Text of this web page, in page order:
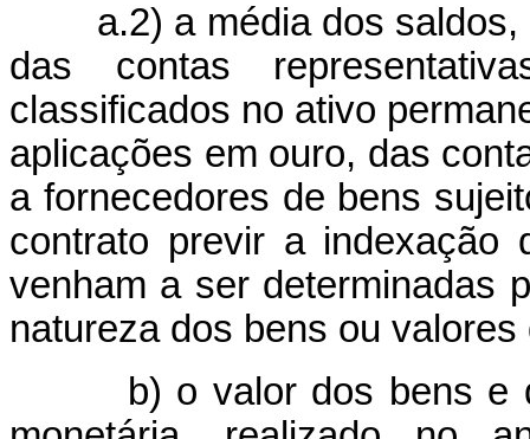
a.2) a média dos saldos,
das contas
classificados no ativo
aplicações em ouro, das
a fornecedores de bens
contrato previr a
venham a ser determinadas
natureza dos bens ou
b) o valor dos bens e